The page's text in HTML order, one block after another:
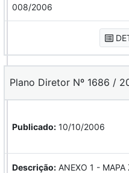
008/2006
Plano Diretor Nº 1686 /
Publicado: 10/10/2006
Descrição: ANEXO 1 -